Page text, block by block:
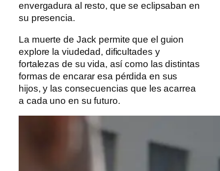
envergadura al resto, que se eclipsaban en
su presencia.
La muerte de Jack permite que el guion
explore la viudedad, dificultades y
fortalezas de su vida, así como las distintas
formas de encarar esa pérdida en sus
hijos, y las consecuencias que les acarrea
a cada uno en su futuro.